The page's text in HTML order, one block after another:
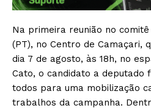
Na primeira reunião no
(PT), no Centro de Camaçari,
dia 7 de agosto, às 18h, no
Cato, o candidato a deputado
todos para uma mobilização
trabalhos da campanha.